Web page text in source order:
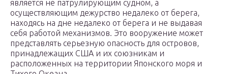
является не патрулирующим судном, а
осуществляющим дежурство недалеко от берега,
находясь на дне недалеко от берега и не выдавая
себя работой механизмов. Это вооружение может
представлять серьезную опасность для островов,
принадлежащих США и их союзникам и
расположенных на территории Японского моря и